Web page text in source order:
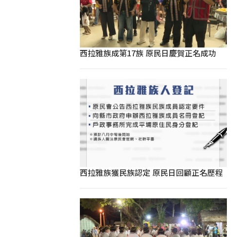
西拉雅族成第17族 原民日慶賀正名成功
西拉雅族獲民族認定 原民日回顧正名歷程